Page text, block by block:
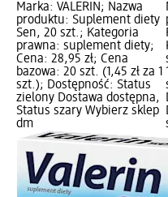
Marka: VALERIN; Nazwa
produktu: Suplement diety
Sen, 20 szt.; Kategoria
prawna: suplement diety;
Cena: 28,95 zł; Cena
bazowa: 20 szt. (1,45 zł za 1
szt.); Dostępność: Status
zielony Dostawa dostępna,
Status szary Wybierz sklep
dm